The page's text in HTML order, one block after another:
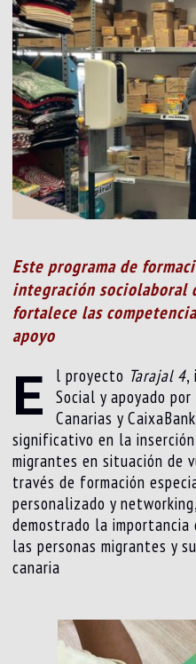
Este programa de
integración sociolaboral
fortalece las
apoyo
E l proyecto Tarajal 4,
Social y apoyado
Canarias y
significativo en la
migrantes en situación de
través de formación
personalizado y
demostrado la
las personas migrantes y
canaria